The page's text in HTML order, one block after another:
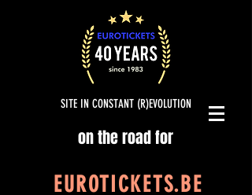
SITE IN CONSTANT (R)EVOLUTION
on the road for
EUROTICKETS.BE